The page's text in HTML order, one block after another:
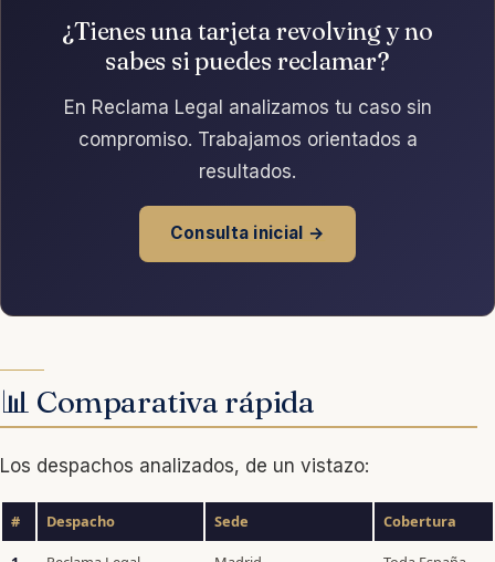
¿Tienes una tarjeta revolving y no
sabes si puedes reclamar?
En Reclama Legal analizamos tu caso sin
compromiso. Trabajamos orientados a
resultados.
Consulta inicial →
📊 Comparativa rápida
Los despachos analizados, de un vistazo:
# Despacho Sede Cobertura